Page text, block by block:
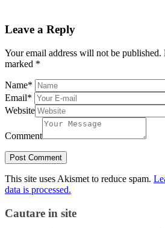
Leave a Reply
Your email address will not be published.
marked *
Name*
Email*
Website
Comment
This site uses Akismet to reduce spam.
data is processed.
Cautare in site